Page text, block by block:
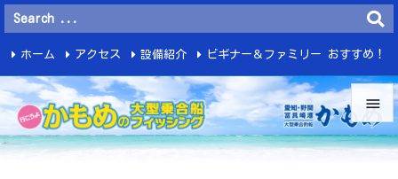


ホーム アクセス 設備紹介 ビギナー＆ファミリー おすすめ！
釣 果